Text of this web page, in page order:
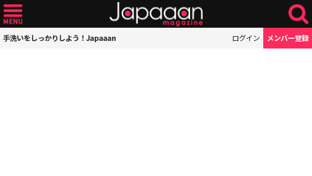
手洗いをしっかりしよう！Japaaan ログイン メンバー登録